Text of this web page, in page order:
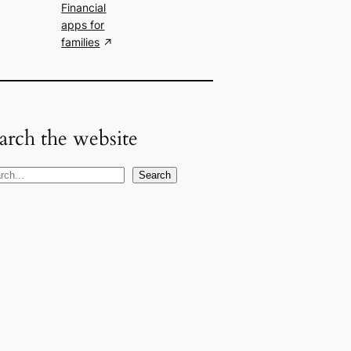
Financial
apps for
families
the website
Search